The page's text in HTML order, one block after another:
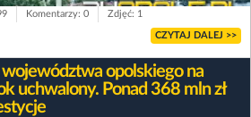
Komentarzy: 0 Zdjęć: 1
CZYTAJ DALEJ >>
województwa opolskiego na
uchwalony. Ponad 368 mln zł